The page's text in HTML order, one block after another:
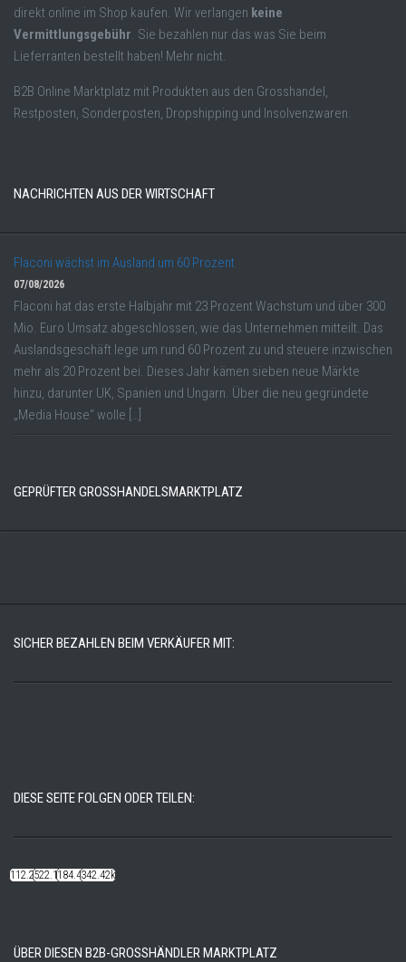
direkt online im Shop kaufen. Wir verlangen keine
Vermittlungsgebühr . Sie bezahlen nur das was Sie beim
Lieferranten bestellt haben! Mehr nicht.
B2B Online Marktplatz mit Produkten aus den Grosshandel,
Restposten, Sonderposten, Dropshipping und Insolvenzwaren.
NACHRICHTEN AUS DER WIRTSCHAFT
Flaconi wächst im Ausland um 60 Prozent
07/08/2026
Flaconi hat das erste Halbjahr mit 23 Prozent Wachstum und über 300
Mio. Euro Umsatz abgeschlossen, wie das Unternehmen mitteilt. Das
Auslandsgeschäft lege um rund 60 Prozent zu und steuere inzwischen
mehr als 20 Prozent bei. Dieses Jahr kämen sieben neue Märkte
hinzu, darunter UK, Spanien und Ungarn. Über die neu gegründete
„Media House“ wolle […]
GEPRÜFTER GROSSHANDELSMARKTPLATZ
SICHER BEZAHLEN BEIM VERKÄUFER MIT:
DIESE SEITE FOLGEN ODER TEILEN:
112.22k522.14k184.48k342.42k
ÜBER DIESEN B2B-GROSSHÄNDLER MARKTPLATZ